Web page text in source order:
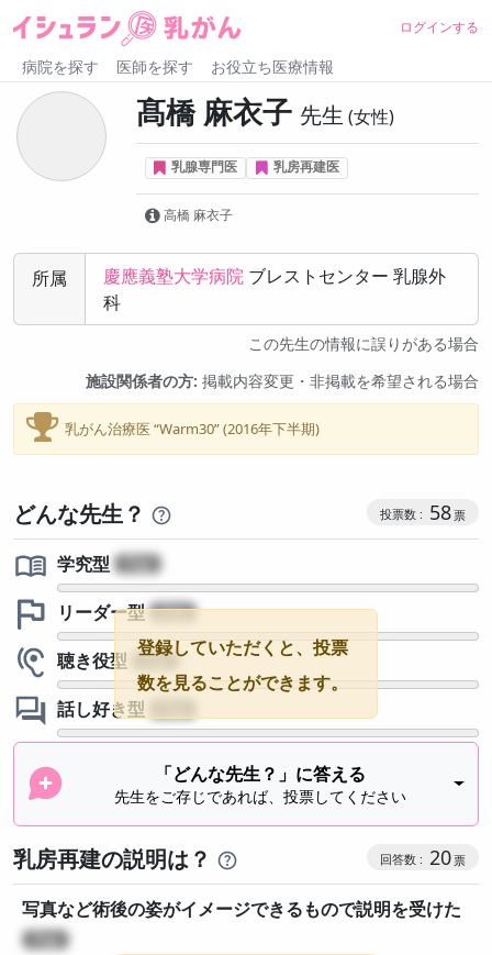
ログインする
病院を探す 医師を探す お役立ち医療情報
髙橋 麻衣子 先生 女性
乳腺専門医 乳房再建医
高橋 麻衣子
所属 慶應義塾大学病院 ブレストセンター 乳腺外
科
この先生の情報に誤りがある場合
施設関係者の方: 掲載内容変更・非掲載を希望される場合
乳がん治療医 “Warm30” (2016年下半期)
どんな先生？ コミュニケ
58
学究型
?
リーダー型
?
聴き役型
?
話し好き型
「どんな先生？」に答える
先生をご存じであれば、投票してください
登録していただくと、投票
数を見ることができます。
乳房再建の説明は？ 20
写真など術後の姿がイメージできるもので説明を受けた
?